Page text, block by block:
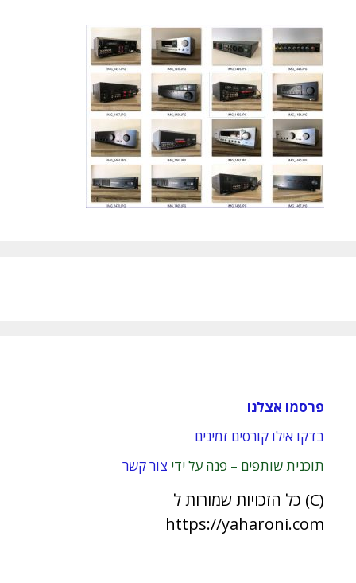
פרסמו אצלנו
בדקו אילו קורסים זמינים
תוכנית שותפים – פנה על ידי צור קשר
(C) כל הזכויות שמורות ל
https://yaharoni.com